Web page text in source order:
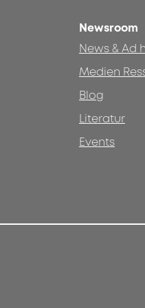
Newsroom
News & Ad
Medien
Blog
Literatur
Events